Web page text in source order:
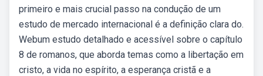
primeiro e mais crucial passo na condução de um
estudo de mercado internacional é a definição clara do.
Webum estudo detalhado e acessível sobre o capítulo
8 de romanos, que aborda temas como a libertação em
cristo, a vida no espírito, a esperança cristã e a